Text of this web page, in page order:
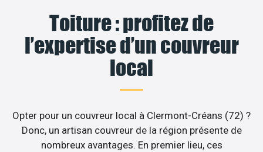
Toiture : profitez de
l’expertise d’un couvreur
local
Opter pour un couvreur local à Clermont-Créans (72) ?
Donc, un artisan couvreur de la région présente de
nombreux avantages. En premier lieu, ces